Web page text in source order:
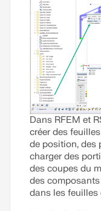
Dans RFEM et
créer des
de position, des
charger des
des coupes du
des
dans les feuilles